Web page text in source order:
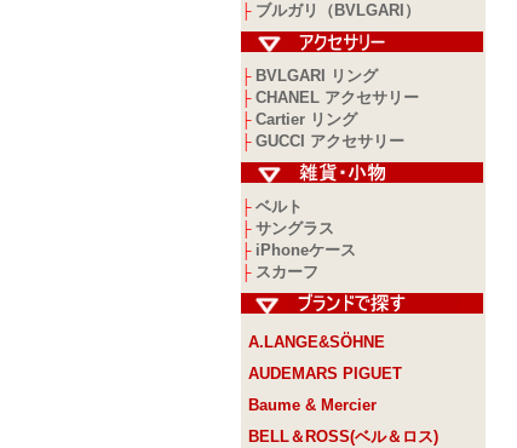
├ ブルガリ（BVLGARI）
├ BVLGARI リング
├ CHANEL アクセサリー
├ Cartier リング
├ GUCCI アクセサリー
├ ベルト
├ サングラス
├ iPhoneケース
├ スカーフ
A.LANGE&SÖHNE
AUDEMARS PIGUET
Baume & Mercier
BELL＆ROSS(ベル＆ロス)